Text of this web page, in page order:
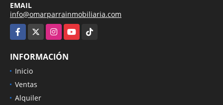
EMAIL
info@omarparrainmobiliaria.com
Facebook
InstagramYouTubeTikTok
INFORMACIÓN
Inicio
Ventas
Alquiler